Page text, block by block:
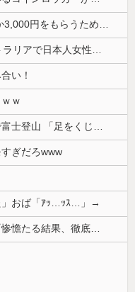
い！
ｗ
ぎだろwww
」おば「ｱｯ…ｯｽ…」→